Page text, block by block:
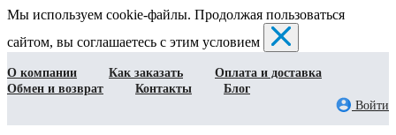
Мы используем cookie-файлы. Продолжая пользоваться
сайтом, вы соглашаетесь с этим условием
О компании Как заказать
Оплата и доставка
Обмен и возврат
Контакты
Блог
Войти